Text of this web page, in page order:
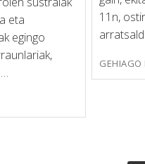
eta
egingo
11n,
GEHIAGO